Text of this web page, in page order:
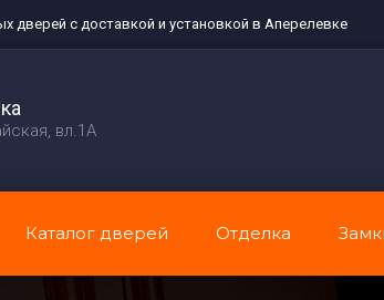
дверей с доставкой и установкой в Аперелевке
вл.1А
Каталог дверей Отделка